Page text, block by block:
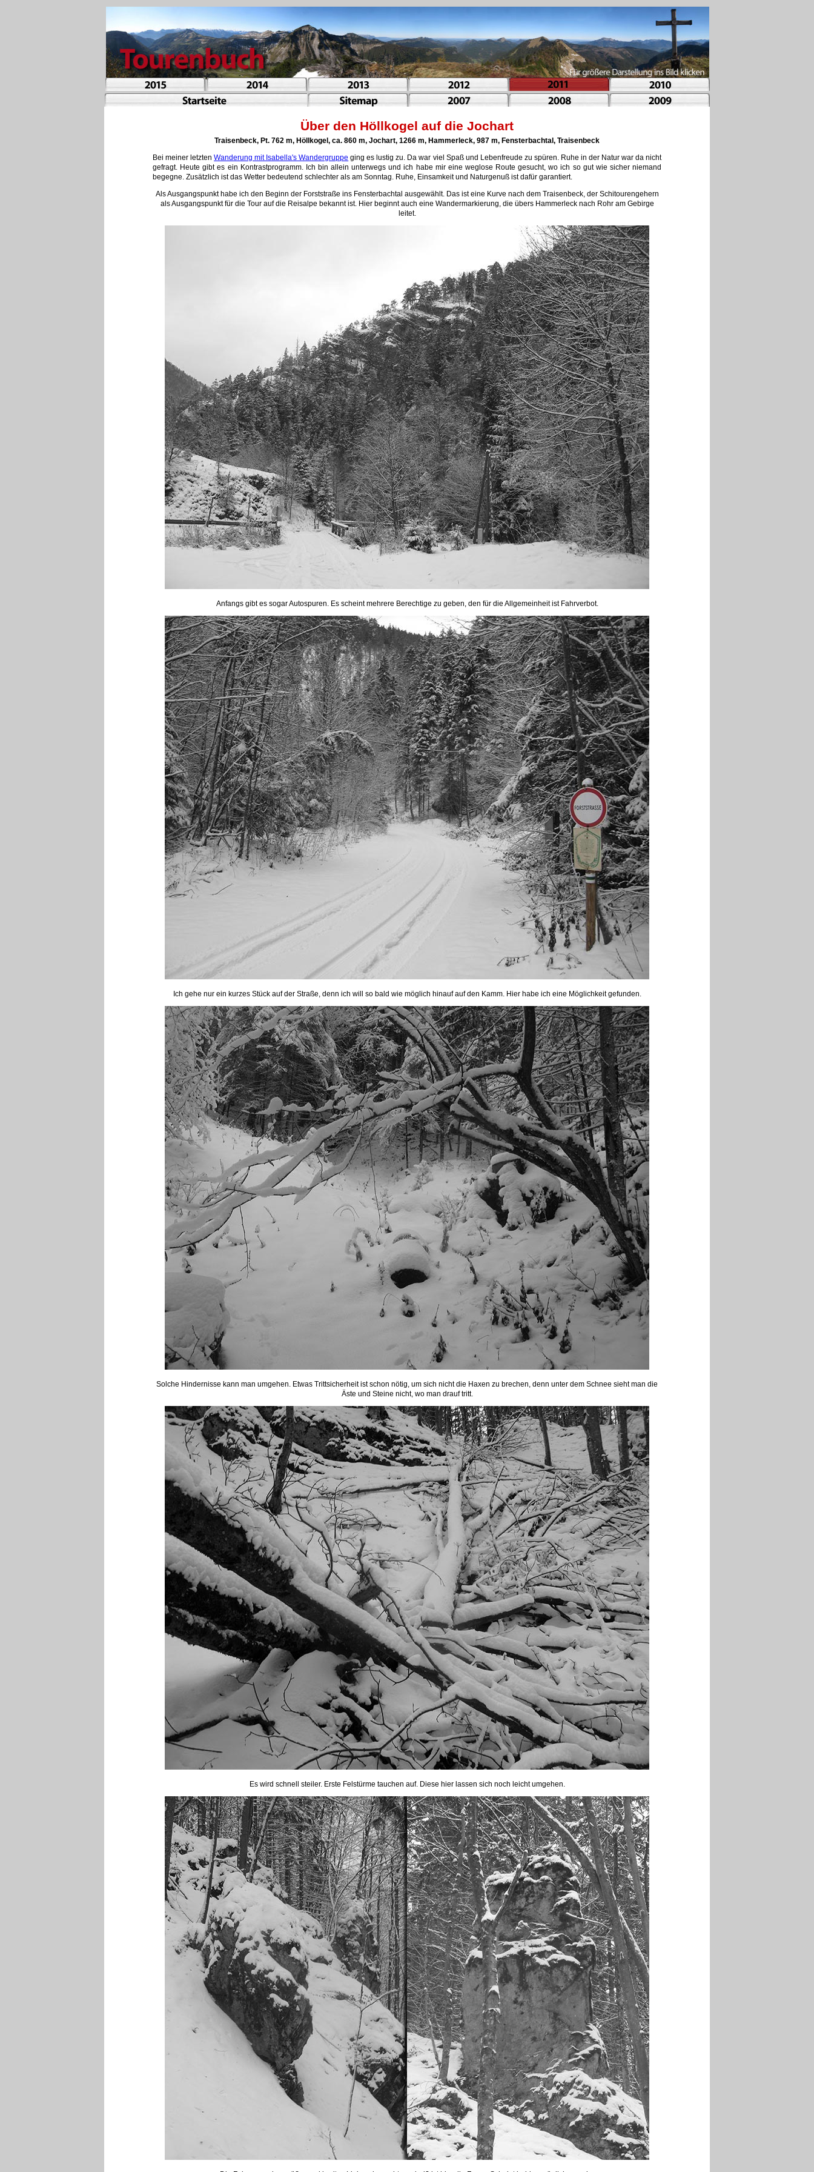
Über den Höllkogel auf die Jochart
Traisenbeck, Pt. 762 m, Höllkogel, ca. 860 m, Jochart, 1266 m, Hammerleck, 987 m, Fensterbachtal, Traisenbeck
Bei meiner letztenWanderung mit Isabella's Wandergruppe ging es lustig zu. Da war viel Spaß und Lebenfreude zu spüren. Ruhe in der Natur war da nicht
gefragt. Heute gibt es ein Kontrastprogramm. Ich bin allein unterwegs und ich habe mir eine weglose Route gesucht, wo ich so gut wie sicher niemand
begegne. Zusätzlich ist das Wetter bedeutend schlechter als am Sonntag. Ruhe, Einsamkeit und Naturgenuß ist dafür garantiert.
Als Ausgangspunkt habe ich den Beginn der Forststraße ins Fensterbachtal ausgewählt. Das ist eine Kurve nach dem Traisenbeck, der Schitourengehern
als Ausgangspunkt für die Tour auf die Reisalpe bekannt ist. Hier beginnt auch eine Wandermarkierung, die übers Hammerleck nach Rohr am Gebirge
leitet.
Anfangs gibt es sogar Autospuren. Es scheint mehrere Berechtige zu geben, den für die Allgemeinheit ist Fahrverbot.
Ich gehe nur ein kurzes Stück auf der Straße, denn ich will so bald wie möglich hinauf auf den Kamm. Hier habe ich eine Möglichkeit gefunden.
Solche Hindernisse kann man umgehen. Etwas Trittsicherheit ist schon nötig, um sich nicht die Haxen zu brechen, denn unter dem Schnee sieht man die
Äste und Steine nicht, wo man drauf tritt.
Es wird schnell steiler. Erste Felstürme tauchen auf. Diese hier lassen sich noch leicht umgehen.